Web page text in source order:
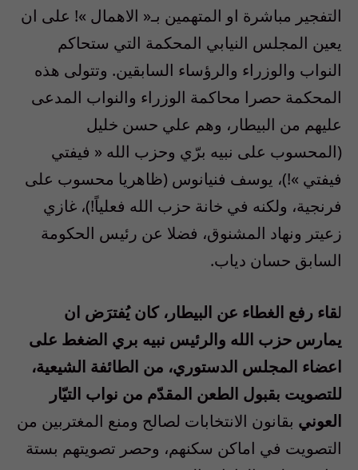
التفجير مباشرة او المتهمين بـ« الاهمال »! على ان
يعين المجلس النيابي المحكمة التي ستحاكم
النواب والوزراء والرؤساء السابقين. وتتولى هذه
المحكمة حصرا محاكمة الوزراء والنواب المدعى
عليهم من البيطار، وهم علي حسن خليل
(المحسوب على نبيه برّي وحزب الله « فيفتي
فيفتي »!)، يوسف فنيانوس (ظاهريا محسوب على
فرنجية، ولكنه في خانة حزب الله فعلياً!)، غازي
زعيتر ونهاد المشنوق، فضلا عن رئيس الحكومة
السابق حسان دياب.
لقاء رفع الغطاء عن البيطار، كان يُفترَض ان
يمارس حزب الله والرئيس نبيه بري الضغط على
اعضاء المجلس الدستوري، من الطائفة الشيعية،
للتصويت بقبول الطعن المقدّم من نواب التيّار
العوني بقانون الانتخابات لصالح ومنع المغتربين من
التصويت في اماكن سكنهم، وحصر تصويتهم بستة